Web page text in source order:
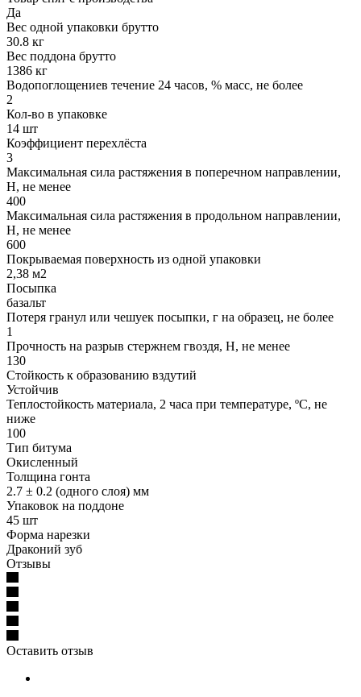
Да
Вес одной упаковки брутто
30.8 кг
Вес поддона брутто
1386 кг
Водопоглощениев течение 24 часов, % масс, не более
2
Кол-во в упаковке
14 шт
Коэффициент перехлёста
3
Максимальная сила растяжения в поперечном направлении,
Н, не менее
400
Максимальная сила растяжения в продольном направлении,
Н, не менее
600
Покрываемая поверхность из одной упаковки
2,38 м2
Посыпка
базальт
Потеря гранул или чешуек посыпки, г на образец, не более
1
Прочность на разрыв стержнем гвоздя, Н, не менее
130
Стойкость к образованию вздутий
Устойчив
Теплостойкость материала, 2 часа при температуре, ºС, не
ниже
100
Тип битума
Окисленный
Толщина гонта
2.7 ± 0.2 (одного слоя) мм
Упаковок на поддоне
45 шт
Форма нарезки
Драконий зуб
Отзывы
Оставить отзыв